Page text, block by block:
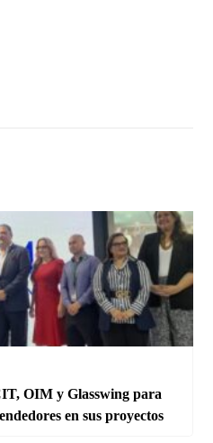
OIM y Glasswing para
en sus proyectos